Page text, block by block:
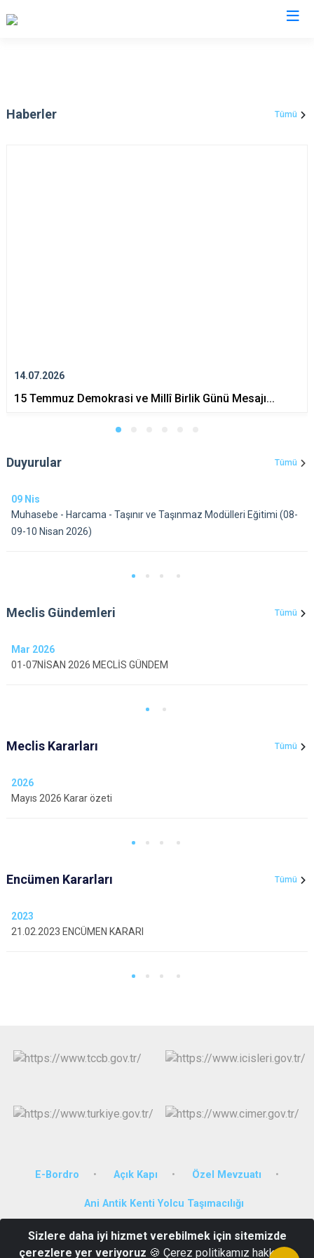
Haberler Tümü
14.07.2026
15 Temmuz Demokrasi ve Millî Birlik Günü Mesajı...
Duyurular Tümü
09 Nis
Muhasebe - Harcama - Taşınır ve Taşınmaz Modülleri Eğitimi (08-
09-10 Nisan 2026)
Meclis Gündemleri Tümü
Mar 2026
01-07NİSAN 2026 MECLİS GÜNDEM
Meclis Kararları Tümü
2026
Mayıs 2026 Karar özeti
Encümen Kararları Tümü
2023
21.02.2023 ENCÜMEN KARARI
E-Bordro Açık Kapı Özel Mevzuatı
Ani Antik Kenti Yolcu Taşımacılığı
Karadağ Mah. Vali Hüseyin Atak Bulvarı No:21 36100
Sizlere daha iyi hizmet verebilmek için sitemizde
çerezlere yer veriyoruz 🍪 Çerez politikamız hakkında